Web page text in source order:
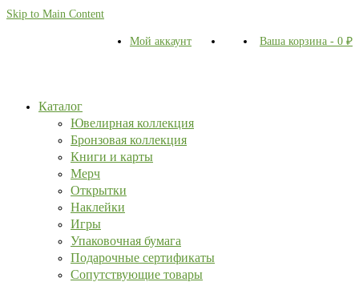
Skip to Main Content
Мой аккаунт Ваша корзина - 0 ₽
Каталог
Ювелирная коллекция
Бронзовая коллекция
Книги и карты
Мерч
Открытки
Наклейки
Игры
Упаковочная бумага
Подарочные сертификаты
Сопутствующие товары